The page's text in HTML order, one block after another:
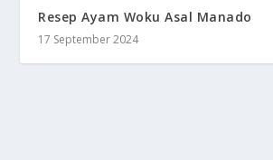
Resep Ayam Woku Asal Manado
17 September 2024